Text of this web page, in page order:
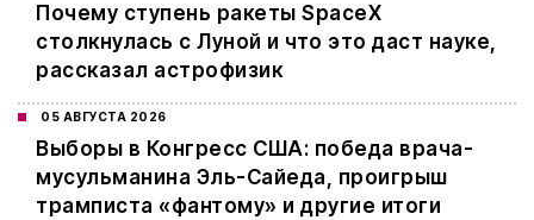
Почему ступень ракеты SpaceX
столкнулась с Луной и что это даст науке,
рассказал астрофизик
05 АВГУСТА 2026
Выборы в Конгресс США: победа врача-
мусульманина Эль-Сайеда, проигрыш
трамписта «фантому» и другие итоги